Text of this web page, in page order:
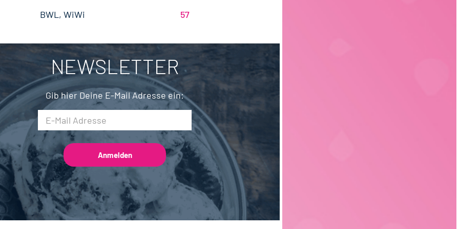
BWL, WiWi 57
Mechatronik
Brauwesen 4 Elektrotechnik
Brandenburg 4
NEWSLETTER
Gib hier Deine E-Mail Adresse ein: